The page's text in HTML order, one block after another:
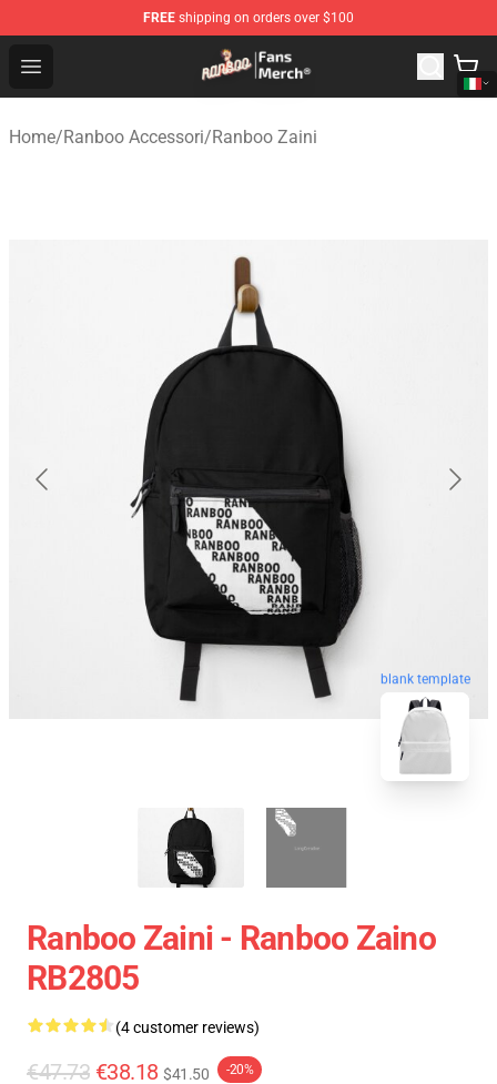
FREE shipping on orders over $100
Open menu
Ranboo Store - Official Ranboo Merchandise Shop
Home/Ranboo Accessori/Ranboo Zaini
blank template
Ranboo Zaini - Ranboo Zaino
RB2805
(4 customer reviews)
€47.73 €38.18 $41.50 -20%